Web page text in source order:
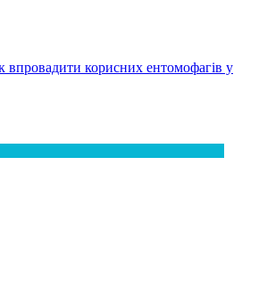
впровадити корисних ентомофагів у